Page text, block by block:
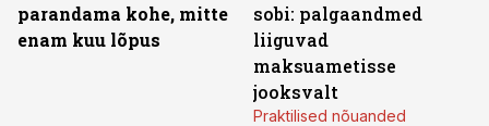
parandama kohe, mitte
enam kuu lõpus
sobi: palgaandmed
liiguvad
maksuametisse
jooksvalt
Praktilised nõuanded